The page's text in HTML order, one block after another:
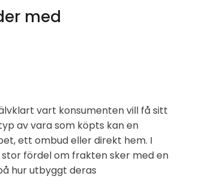
med
vart konsumenten vill få sitt
av vara som köpts kan en
ett ombud eller direkt hem. I
fördel om frakten sker med en
hur utbyggt deras